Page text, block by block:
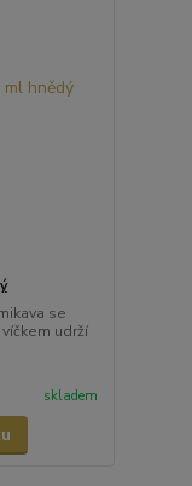
se
udrží
skladem